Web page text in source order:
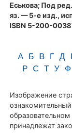
Еськова; Под
яз. — 5-е изд.,
ISBN 5-200-
А Б В Г Д
Р С Т У Ф
Изображение
принадлежат